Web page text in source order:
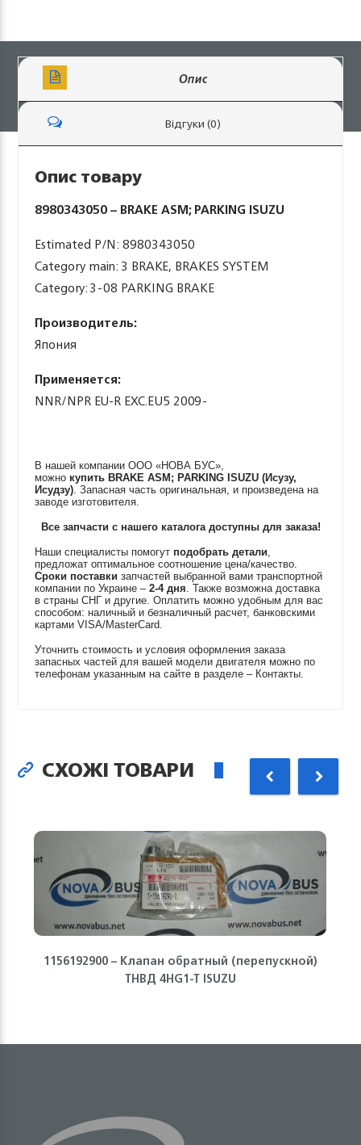
Опис
Відгуки (0)
Опис товару
8980343050 – BRAKE ASM; PARKING ISUZU
Estimated P/N: 8980343050
Category main: 3 BRAKE, BRAKES SYSTEM
Category: 3-08 PARKING BRAKE
Производитель:
Япония
Применяется:
NNR/NPR EU-R EXC.EU5 2009-
В нашей компании ООО «НОВА БУС»,
можно купить BRAKE ASM; PARKING ISUZU (Исузу,
Исудзу). Запасная часть оригинальная, и произведена на
заводе изготовителя.
Все запчасти с нашего каталога доступны для заказа!
Наши специалисты помогут подобрать детали,
предложат оптимальное соотношение цена/качество.
Сроки поставки запчастей выбранной вами транспортной
компании по Украине –2-4 дня. Также возможна доставка
в страны СНГ и другие. Оплатить можно удобным для вас
способом: наличный и безналичный расчет, банковскими
картами VISA/MasterCard.
Уточнить стоимость и условия оформления заказа
запасных частей для вашей модели двигателя можно по
телефонам указанным на сайте в разделе – Контакты.
СХОЖІ ТОВАРИ
1156192900 – Клапан обратный (перепускной)
ТНВД 4HG1-T ISUZU